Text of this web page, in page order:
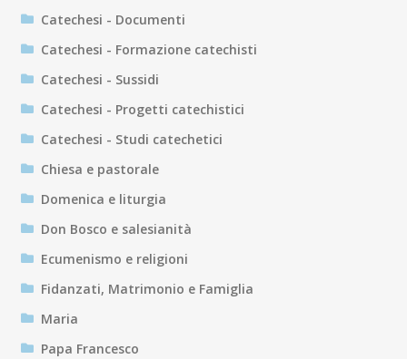
Catechesi - Documenti
Catechesi - Formazione catechisti
Catechesi - Sussidi
Catechesi - Progetti catechistici
Catechesi - Studi catechetici
Chiesa e pastorale
Domenica e liturgia
Don Bosco e salesianità
Ecumenismo e religioni
Fidanzati, Matrimonio e Famiglia
Maria
Papa Francesco